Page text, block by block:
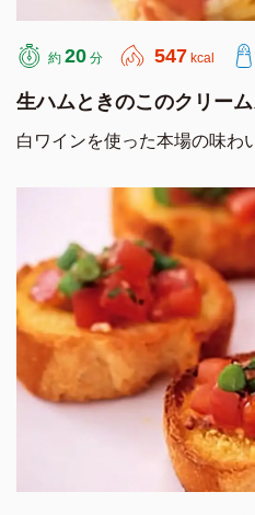
約 20 分 547 kcal
生ハムときのこのクリー
白ワインを使った本場の味わ